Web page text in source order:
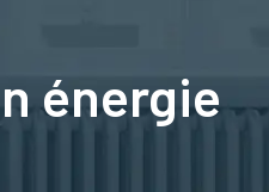
énergie